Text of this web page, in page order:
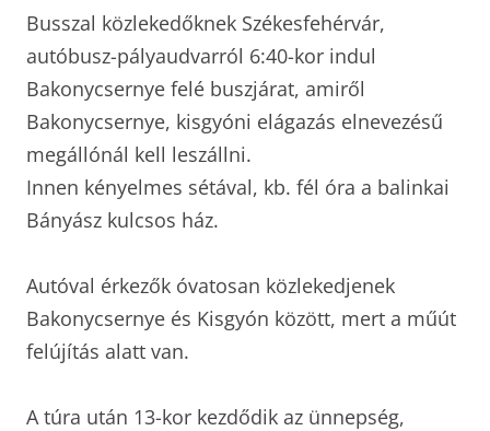
Busszal közlekedőknek Székesfehérvár,
autóbusz-pályaudvarról 6:40-kor indul
Bakonycsernye felé buszjárat, amiről
Bakonycsernye, kisgyóni elágazás elnevezésű
megállónál kell leszállni.
Innen kényelmes sétával, kb. fél óra a balinkai
Bányász kulcsos ház.
Autóval érkezők óvatosan közlekedjenek
Bakonycsernye és Kisgyón között, mert a műút
felújítás alatt van.
A túra után 13-kor kezdődik az ünnepség,